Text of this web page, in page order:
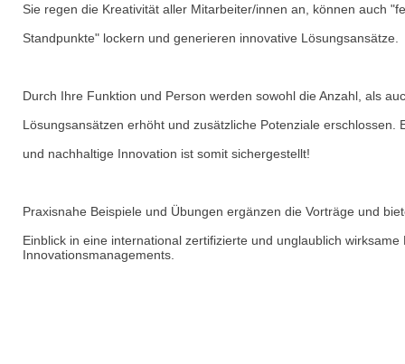
Sie regen die Kreativität aller Mitarbeiter/innen an, können auch
Standpunkte" lockern und generieren innovative Lösungsansätze.
Durch Ihre Funktion und Person werden sowohl die Anzahl, als
Lösungsansätzen erhöht und zusätzliche Potenziale erschlossen.
und nachhaltige Innovation ist somit sichergestellt!
Praxisnahe Beispiele und Übungen ergänzen die Vorträge und
Einblick in eine international zertifizierte und unglaublich wirksame
Innovationsmanagements.